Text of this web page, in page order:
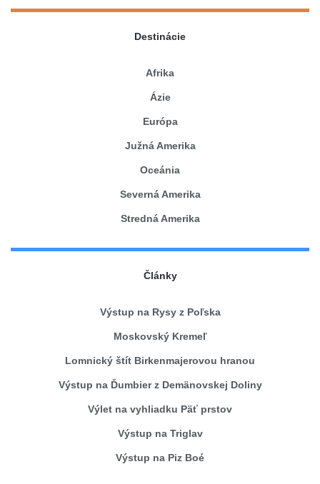
Destinácie
Afrika
Ázie
Európa
Južná Amerika
Oceánia
Severná Amerika
Stredná Amerika
Články
Výstup na Rysy z Poľska
Moskovský Kremeľ
Lomnický štít Birkenmajerovou hranou
Výstup na Ďumbier z Demänovskej Doliny
Výlet na vyhliadku Päť prstov
Výstup na Triglav
Výstup na Piz Boé